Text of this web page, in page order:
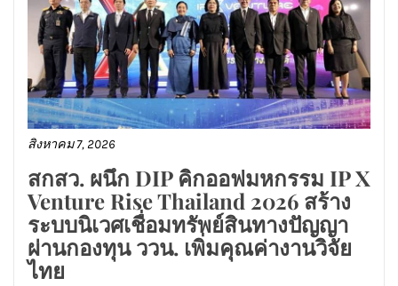
สิงหาคม 7, 2026
สกสว. ผนึก DIP คิกออฟมหกรรม IP X
Venture Rise Thailand 2026 สร้าง
ระบบนิเวศเชื่อมทรัพย์สินทางปัญญา
ผ่านกองทุน ววน. เพิ่มคุณค่างานวิจัย
ไทย